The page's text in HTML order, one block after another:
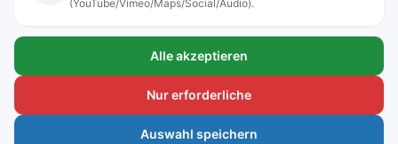
Bankverbindungen der Stadt Freilassing
Sparkasse Berchtesgadener Land
IBAN.: DE56 7105 0000 0000 1000 24
BIC-Code: BYLADEM1BGL
(YouTube/Vimeo/Maps/Social/Audio).
Alle akzeptieren
Nur erforderliche
Auswahl speichern